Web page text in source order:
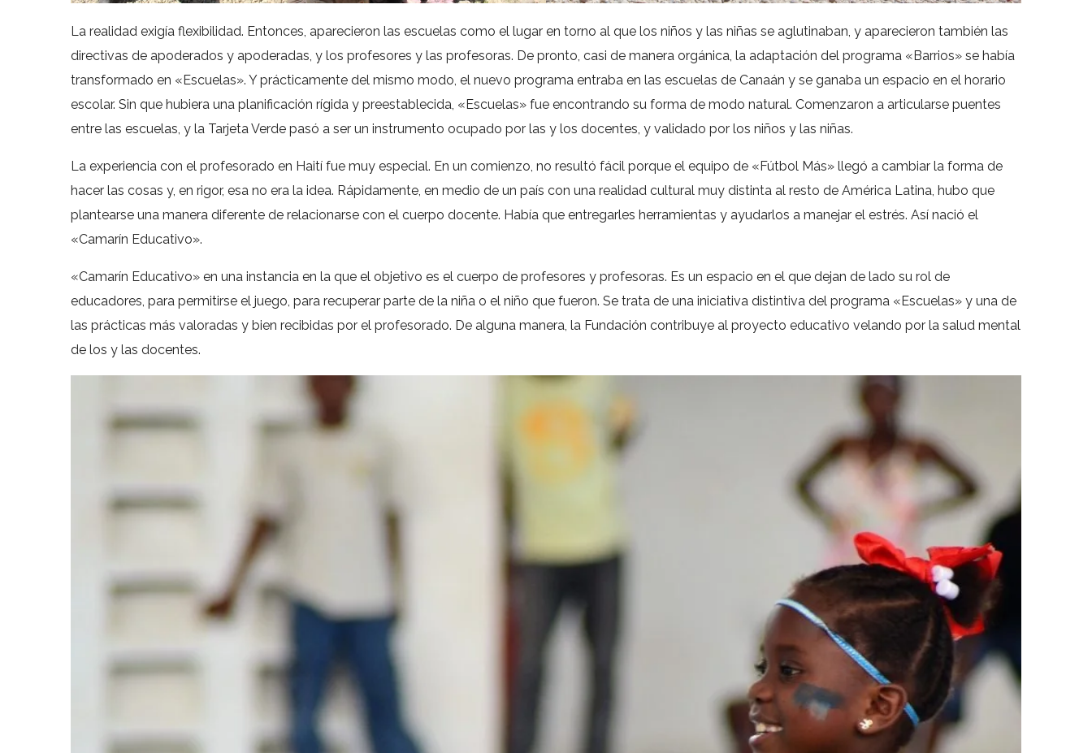
La realidad exigía flexibilidad. Entonces, aparecieron las escuelas como el lugar en torno al que los niños y las niñas se aglutinaban, y aparecieron también las
directivas de apoderados y apoderadas, y los profesores y las profesoras. De pronto, casi de manera orgánica, la adaptación del programa «Barrios» se había
transformado en «Escuelas». Y prácticamente del mismo modo, el nuevo programa entraba en las escuelas de Canaán y se ganaba un espacio en el horario
escolar. Sin que hubiera una planificación rígida y preestablecida, «Escuelas» fue encontrando su forma de modo natural. Comenzaron a articularse puentes
entre las escuelas, y la Tarjeta Verde pasó a ser un instrumento ocupado por las y los docentes, y validado por los niños y las niñas.
La experiencia con el profesorado en Haití fue muy especial. En un comienzo, no resultó fácil porque el equipo de «Fútbol Más» llegó a cambiar la forma de
hacer las cosas y, en rigor, esa no era la idea. Rápidamente, en medio de un país con una realidad cultural muy distinta al resto de América Latina, hubo que
plantearse una manera diferente de relacionarse con el cuerpo docente. Había que entregarles herramientas y ayudarlos a manejar el estrés. Así nació el
«Camarín Educativo».
«Camarín Educativo» en una instancia en la que el objetivo es el cuerpo de profesores y profesoras. Es un espacio en el que dejan de lado su rol de
educadores, para permitirse el juego, para recuperar parte de la niña o el niño que fueron. Se trata de una iniciativa distintiva del programa «Escuelas» y una de
las prácticas más valoradas y bien recibidas por el profesorado. De alguna manera, la Fundación contribuye al proyecto educativo velando por la salud mental
de los y las docentes.